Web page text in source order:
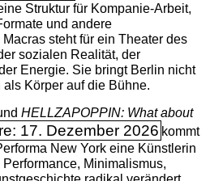
Struktur für Kompanie-Arbeit,
und andere
steht für ein Theater des
sozialen Realität, der
Energie. Sie bringt Berlin nicht
Körper auf die Bühne.
HELLZAPOPPIN: What about
17. Dezember 2026 kommt
New York eine Künstlerin
Minimalismus,